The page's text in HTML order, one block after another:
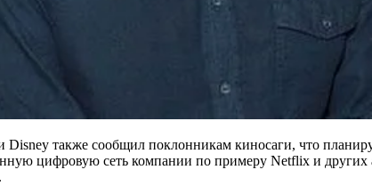
также сообщил поклонникам киносаги, что
цифровую сеть компании по примеру Netflix и